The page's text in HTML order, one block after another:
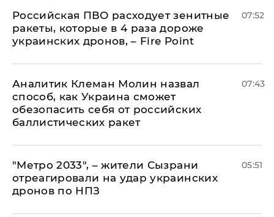
Российская ПВО расходует зенитные
ракеты, которые в 4 раза дороже
украинских дронов, – Fire Point
07:52
Аналитик Клеман Молин назвал
способ, как Украина сможет
обезопасить себя от российских
баллистических ракет
07:43
"Метро 2033", – жители Сызрани
отреагировали на удар украинских
дронов по НПЗ
05:51